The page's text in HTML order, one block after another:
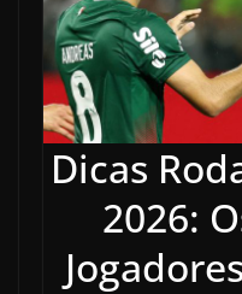
Dicas
2026: